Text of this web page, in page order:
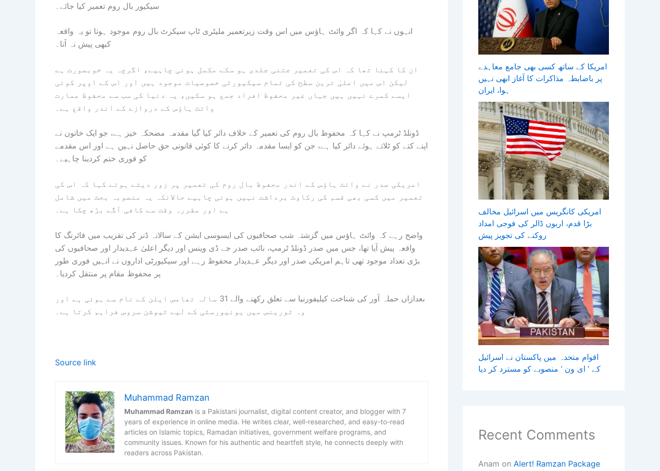
سیکیور بال روم تعمیر کیا جائے۔
انہوں نے کہا کہ اگر وائٹ ہاؤس میں اس وقت زیرتعمیر ملیٹری ٹاپ سیکرٹ بال روم موجود ہوتا تو یہ واقعہ
کبھی پیش نہ آتا۔
ان کا کہنا تھا کہ اس کی تعمیر جتنی جلدی ہو سکے مکمل ہونی چاہیے، اگرچہ یہ خوبصورت ہے
لیکن اس میں اعلیٰ ترین سطح کی تمام سیکیورٹی خصوصیات موجود ہیں اور اس کے اوپر کوئی
ایسے کمرے نہیں ہیں جہاں غیر محفوظ افراد جمع ہو سکیں، یہ دنیا کی سب سے محفوظ عمارت
وائٹ ہاؤس کے دروازے کے اندر واقع ہے۔
ڈونلڈ ٹرمپ نے کہا کہ محفوظ بال روم کی تعمیر کے خلاف دائر کیا گیا مقدمہ مضحکہ خیز ہے، جو ایک خاتون نے
اپنے کتے کو ٹلاتے ہوئے دائر کیا ہے، جن کو ایسا مقدمہ دائر کرنے کا کوئی قانونی حق حاصل نہیں ہے اور اس مقدمے
کو فوری ختم کردینا چاہیے۔
امریکی صدر نے وائٹ ہاؤس کے اندر محفوظ بال روم کی تعمیر پر زور دیتے ہوئے کہا کہ اس کی
تعمیر میں کسی بھی قسم کی رکاوٹ برداشت نہیں ہونی چاہیے حالانکہ یہ منصوبہ بجٹ میں شامل
ہے اور مقررہ وقت سے کافی آگے بڑھ چکا ہے۔
واضح رہے کہ وائٹ ہاؤس میں گزشتہ شب صحافیوں کی ایسوسی ایشن کے سالانہ ڈنر کی تقریب میں فائرنگ کا
واقعہ پیش آیا تھا، جس میں صدر ڈونلڈ ٹرمپ، نائب صدر جے ڈی وینس اور دیگر اعلیٰ عہدیدار اور صحافیوں کی
بڑی تعداد موجود تھی تاہم امریکی صدر اور دیگر عہدیدار محفوظ رہے اور سیکیورٹی اداروں نے انہیں فوری طور
پر محفوظ مقام پر منتقل کردیا۔
بعدازاں حملہ آور کی شناخت کیلیفورنیا سے تعلق رکھنے والے 31 سالہ تھامس ایلن کے نام سے ہوئی ہے اور
وہ ٹورینس میں یونیورسٹی کے لیے ٹیوشن سروس فراہم کرتا ہے۔
Source link
Muhammad Ramzan
Muhammad Ramzan is a Pakistani journalist, digital content creator, and blogger with 7
years of experience in online media. He writes clear, well-researched, and easy-to-read
articles on Islamic topics, Ramadan initiatives, government welfare programs, and
community issues. Known for his authentic and heartfelt style, he connects deeply with
readers across Pakistan.
امریکا کے ساتھ کسی بھی جامع معاہدے
پر باضابطہ مذاکرات کا آغاز ابھی نہیں
ہوا، ایران
امریکی کانگریس میں اسرائیل مخالف
بڑا قدم، اربوں ڈالر کی فوجی امداد
روکنے کی تجویز پیش
اقوام متحدہ میں پاکستان نے اسرائیل
کے ’ ای ون ‘ منصوبے کو مسترد کر دیا
Recent Comments
Anam on Alert! Ramzan Package